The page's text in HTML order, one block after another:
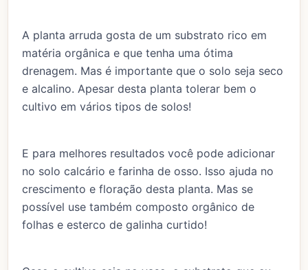
A planta arruda gosta de um substrato rico em
matéria orgânica e que tenha uma ótima
drenagem. Mas é importante que o solo seja seco
e alcalino. Apesar desta planta tolerar bem o
cultivo em vários tipos de solos!
E para melhores resultados você pode adicionar
no solo calcário e farinha de osso. Isso ajuda no
crescimento e floração desta planta. Mas se
possível use também composto orgânico de
folhas e esterco de galinha curtido!